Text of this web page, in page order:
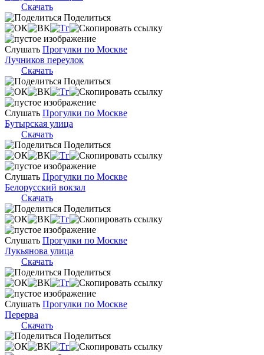
Скачать
Поделиться
Слушать Прогулки по Москве
Лучников переулок
Скачать
Поделиться
Слушать Прогулки по Москве
Бутырская улица
Скачать
Поделиться
Слушать Прогулки по Москве
Белорусский вокзал
Скачать
Поделиться
Слушать Прогулки по Москве
Лукьянова улица
Скачать
Поделиться
Слушать Прогулки по Москве
Перерва
Скачать
Поделиться